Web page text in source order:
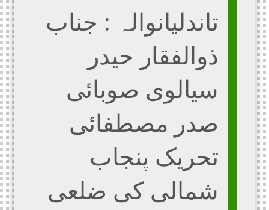
تاندلیانوالہ : جناب
ذوالفقار حیدر
سیالوی صوبائی
صدر مصطفائی
تحریک پنجاب
شمالی کی ضلعی